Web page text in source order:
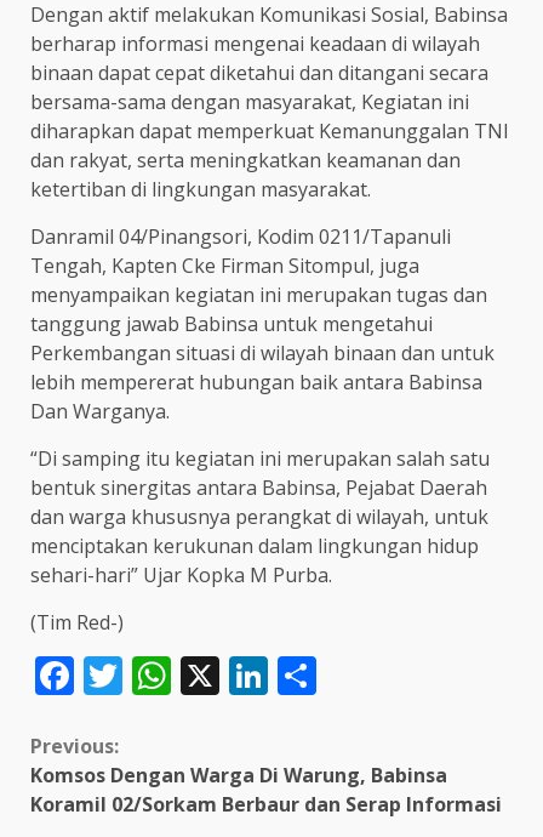
Dengan aktif melakukan Komunikasi Sosial, Babinsa
berharap informasi mengenai keadaan di wilayah
binaan dapat cepat diketahui dan ditangani secara
bersama-sama dengan masyarakat, Kegiatan ini
diharapkan dapat memperkuat Kemanunggalan TNI
dan rakyat, serta meningkatkan keamanan dan
ketertiban di lingkungan masyarakat.
Danramil 04/Pinangsori, Kodim 0211/Tapanuli
Tengah, Kapten Cke Firman Sitompul, juga
menyampaikan kegiatan ini merupakan tugas dan
tanggung jawab Babinsa untuk mengetahui
Perkembangan situasi di wilayah binaan dan untuk
lebih mempererat hubungan baik antara Babinsa
Dan Warganya.
“Di samping itu kegiatan ini merupakan salah satu
bentuk sinergitas antara Babinsa, Pejabat Daerah
dan warga khususnya perangkat di wilayah, untuk
menciptakan kerukunan dalam lingkungan hidup
sehari-hari” Ujar Kopka M Purba.
(Tim Red-)
Facebook
Twitter
WhatsApp
X LinkedIn
Continue
Reading
Previous:
Komsos Dengan Warga Di Warung, Babinsa
Koramil 02/Sorkam Berbaur dan Serap Informasi